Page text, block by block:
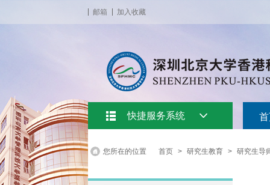
邮箱 加入收藏
快捷服务系统
您所在的位置 首页 > 研究生教育 > 研究生导